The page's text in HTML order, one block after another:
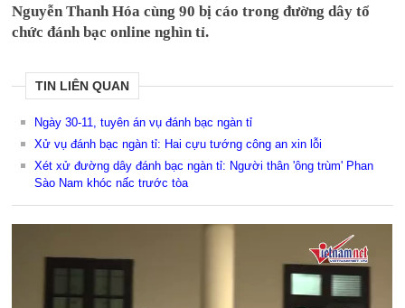
Nguyễn Thanh Hóa cùng 90 bị cáo trong đường dây tổ
chức đánh bạc online nghìn tỉ.
TIN LIÊN QUAN
Ngày 30-11, tuyên án vụ đánh bạc ngàn tỉ
Xử vụ đánh bạc ngàn tỉ: Hai cựu tướng công an xin lỗi
Xét xử đường dây đánh bạc ngàn tỉ: Người thân 'ông trùm' Phan
Sào Nam khóc nấc trước tòa